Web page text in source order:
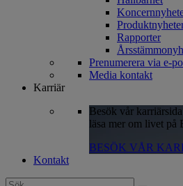
Rapporter
Prenumerera via e-
Media kontakt
Karriär
Besök vår
läsa mer om livet på
BESÖK VÅR
Kontakt
Search